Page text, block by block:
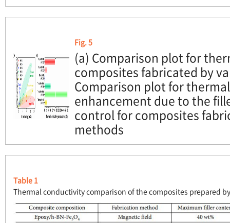
Fig. 5
(a) Comparison plot for
composites fabricated by
Comparison plot for
enhancement due to the
control for composites
methods
Table 1
Thermal conductivity comparison of the composites prepared